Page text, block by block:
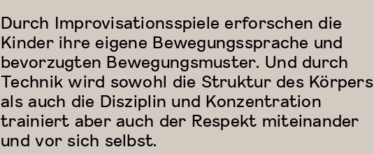
Durch Improvisationsspiele erforschen die
Kinder ihre eigene Bewegungssprache und
bevorzugten Bewegungsmuster. Und durch
Technik wird sowohl die Struktur des Körpers
als auch die Disziplin und Konzentration
trainiert aber auch der Respekt miteinander
und vor sich selbst.